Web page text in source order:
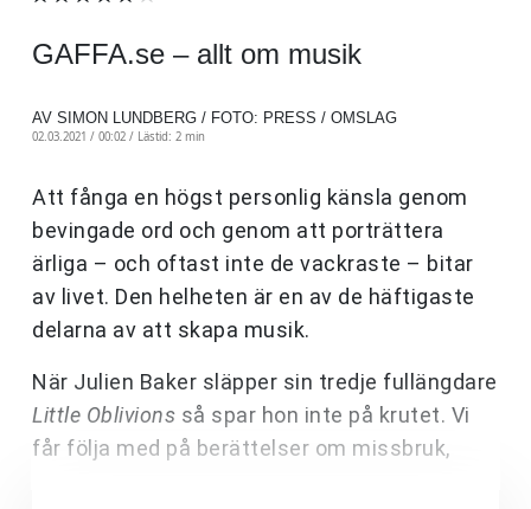
GAFFA.se – allt om musik
AV SIMON LUNDBERG / FOTO: PRESS / OMSLAG
02.03.2021 / 00:02 / Lästid: 2 min
Att fånga en högst personlig känsla genom
bevingade ord och genom att porträttera
ärliga – och oftast inte de vackraste – bitar
av livet. Den helheten är en av de häftigaste
delarna av att skapa musik.
När Julien Baker släpper sin tredje fullängdare
Little Oblivions så spar hon inte på krutet. Vi
får följa med på berättelser om missbruk,